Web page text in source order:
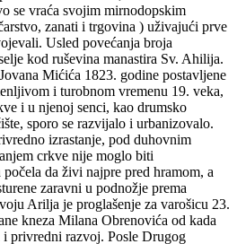
se vraća svojim mirnodopskim
zanati i trgovina ) uživajući prve
Usled povećanja broja
kod ruševina manastira Sv. Ahilija.
Mićića 1823. godine postavljene
i turobnom vremenu 19. veka,
i u njenoj senci, kao drumsko
sporo se razvijalo i urbanizovalo.
izrastanje, pod duhovnim
crkve nije moglo biti
da živi najpre pred hramom, a
zaravni u podnožje prema
Arilja je proglašenje za varošicu 23.
kneza Milana Obrenovića od kada
i privredni razvoj. Posle Drugog